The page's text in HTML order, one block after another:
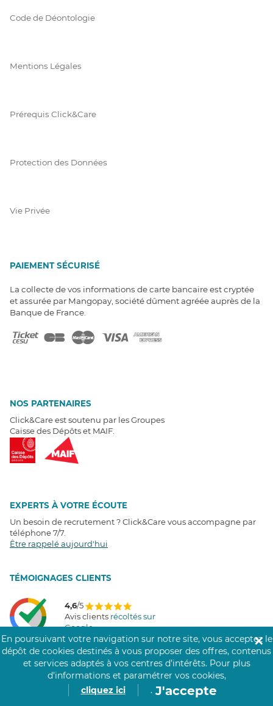
Code de Déontologie
Mentions Légales
Prérequis Click&Care
Protection des Données
Vie Privée
PAIEMENT SÉCURISÉ
La collecte de vos informations de carte bancaire est cryptée
et assurée par Mangopay, société dûment agréée auprès de la
Banque de France.
NOS PARTENAIRES
Click&Care est soutenu par les Groupes
Caisse des Dépôts et MAIF.
EXPERTS À VOTRE ÉCOUTE
Un besoin de recrutement ? Click&Care vous accompagne par
téléphone 7/7
Être rappelé aujourd'hui
TÉMOIGNAGES CLIENTS
4,6/5
Avis clients récoltés sur
Google
COMMUNAUTÉ CLICK&CARE
En poursuivant votre navigation sur notre site, vous acceptez le
dépôt de cookies destinés à vous proposer des offres, contenus
et services adaptés à vos centres d’intérêts. Pour plus
d’informations et paramétrer vos cookies,
cliquez ici
. J'accepte
✕